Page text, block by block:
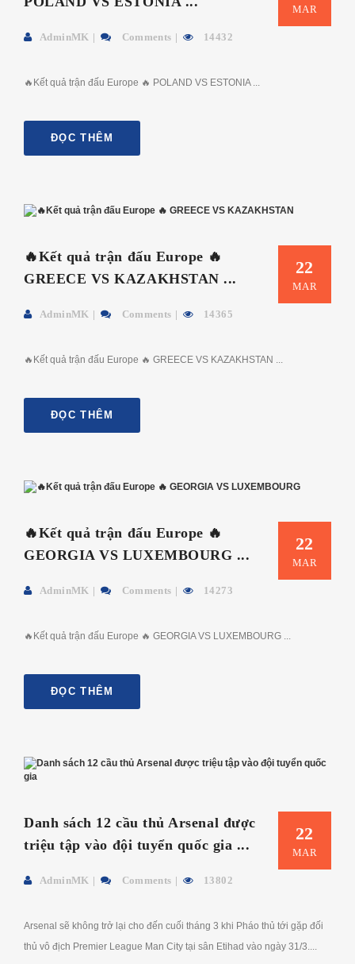
MAR
AdminMK Comments 14432
🔥Kết quả trận đấu Europe 🔥 POLAND VS ESTONIA ...
ĐỌC THÊM
22
MAR
🔥Kết quả trận đấu Europe 🔥
GREECE VS KAZAKHSTAN ...
AdminMK Comments 14365
🔥Kết quả trận đấu Europe 🔥 GREECE VS KAZAKHSTAN ...
ĐỌC THÊM
22
MAR
🔥Kết quả trận đấu Europe 🔥
GEORGIA VS LUXEMBOURG ...
AdminMK Comments 14273
🔥Kết quả trận đấu Europe 🔥 GEORGIA VS LUXEMBOURG ...
ĐỌC THÊM
22
MAR
Danh sách 12 cầu thủ Arsenal được
triệu tập vào đội tuyển quốc gia ...
AdminMK Comments 13802
Arsenal sẽ không trở lại cho đến cuối tháng 3 khi Pháo thủ tới gặp đối
thủ vô địch Premier League Man City tại sân Etihad vào ngày 31/3....